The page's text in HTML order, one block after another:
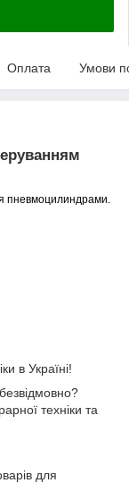
Оплата Умови
пневмоцилиндрами.
в Україні!
техніки та
для